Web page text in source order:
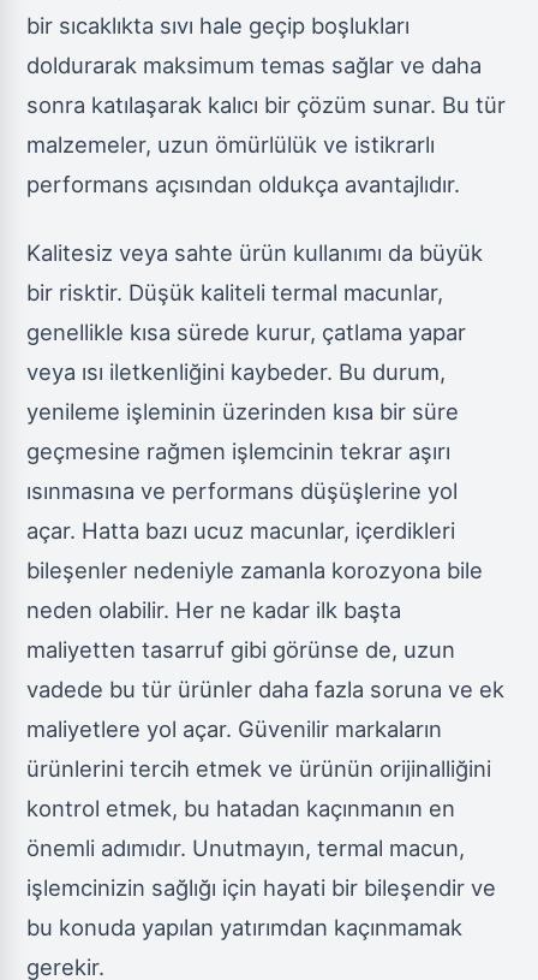
bir sıcaklıkta sıvı hale geçip boşlukları
doldurarak maksimum temas sağlar ve daha
sonra katılaşarak kalıcı bir çözüm sunar. Bu tür
malzemeler, uzun ömürlülük ve istikrarlı
performans açısından oldukça avantajlıdır.
Kalitesiz veya sahte ürün kullanımı da büyük
bir risktir. Düşük kaliteli termal macunlar,
genellikle kısa sürede kurur, çatlama yapar
veya ısı iletkenliğini kaybeder. Bu durum,
yenileme işleminin üzerinden kısa bir süre
geçmesine rağmen işlemcinin tekrar aşırı
ısınmasına ve performans düşüşlerine yol
açar. Hatta bazı ucuz macunlar, içerdikleri
bileşenler nedeniyle zamanla korozyona bile
neden olabilir. Her ne kadar ilk başta
maliyetten tasarruf gibi görünse de, uzun
vadede bu tür ürünler daha fazla soruna ve ek
maliyetlere yol açar. Güvenilir markaların
ürünlerini tercih etmek ve ürünün orijinalliğini
kontrol etmek, bu hatadan kaçınmanın en
önemli adımıdır. Unutmayın, termal macun,
işlemcinizin sağlığı için hayati bir bileşendir ve
bu konuda yapılan yatırımdan kaçınmamak
gerekir.